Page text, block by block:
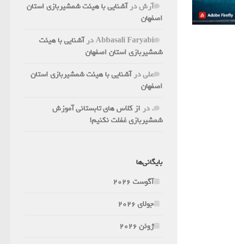
آرشدرآشنایی با هیئت شمشیربازی استان
اصفهان
Abbasali Faryabiدرآشنایی با هیئت
شمشیربازی استان اصفهان
علیدرآشنایی با هیئت شمشیربازی استان
اصفهان
. در از کلاس های تابستانی آموزش
شمشیربازی غفلت نکنیم!
بایگانی‌ها
آگوست 2026
جولای 2026
ژوئن 2026